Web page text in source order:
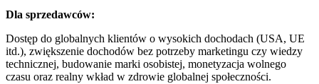
Dla sprzedawców:
Dostęp do globalnych klientów o wysokich dochodach (USA, UE
itd.), zwiększenie dochodów bez potrzeby marketingu czy wiedzy
technicznej, budowanie marki osobistej, monetyzacja wolnego
czasu oraz realny wkład w zdrowie globalnej społeczności.